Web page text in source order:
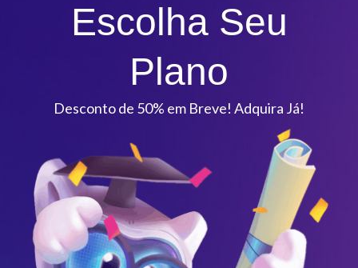
Escolha Seu
Plano
Desconto de 50% em Breve! Adquira Já!